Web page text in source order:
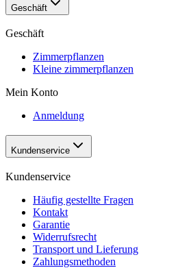
Geschäft
Geschäft
Zimmerpflanzen
Kleine zimmerpflanzen
Mein Konto
Anmeldung
Kundenservice
Kundenservice
Häufig gestellte Fragen
Kontakt
Garantie
Widerrufsrecht
Transport und Lieferung
Zahlungsmethoden